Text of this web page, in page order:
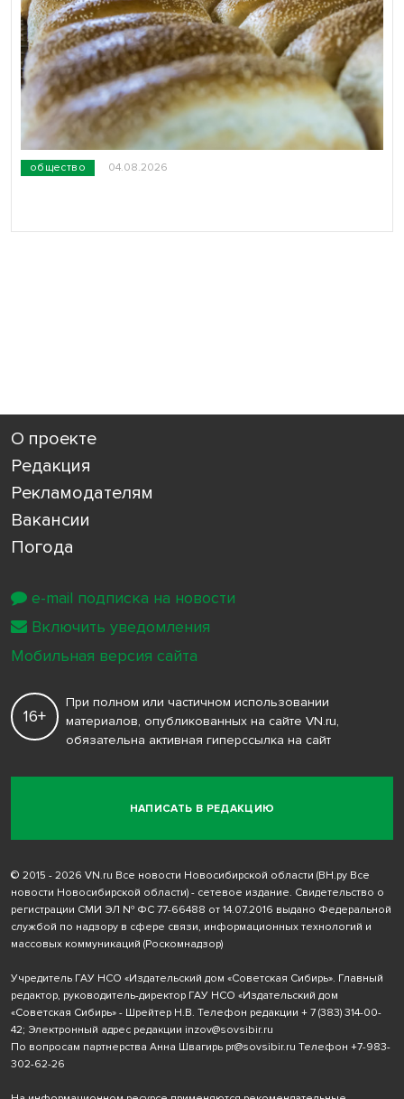
общество 04.08.2026
О проекте
Редакция
Рекламодателям
Вакансии
Погода
НАПИСАТЬ В РЕДАКЦИЮ
16+
При полном или частичном использовании
материалов, опубликованных на сайте VN.ru,
обязательна активная гиперссылка на сайт
© 2015 - 2026 VN.ru Все новости Новосибирской области (ВН.ру Все
новости Новосибирской области) - сетевое издание. Свидетельство о
регистрации СМИ ЭЛ № ФС 77-66488 от 14.07.2016 выдано Федеральной
службой по надзору в сфере связи, информационных технологий и
массовых коммуникаций (Роскомнадзор)
Учредитель ГАУ НСО «Издательский дом «Советская Сибирь». Главный
редактор, руководитель-директор ГАУ НСО «Издательский дом
«Советская Сибирь» - Шрейтер Н.В. Телефон редакции + 7 (383) 314-00-
42; Электронный адрес редакции inzov@sovsibir.ru
По вопросам партнерства Анна Швагирь pr@sovsibir.ru Телефон +7-983-
302-62-26
e-mail подписка на новости
Включить уведомления
Мобильная версия сайта